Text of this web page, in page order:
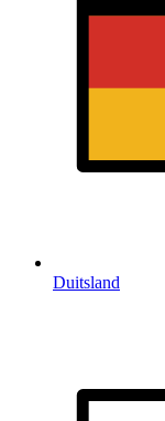
Duitsland